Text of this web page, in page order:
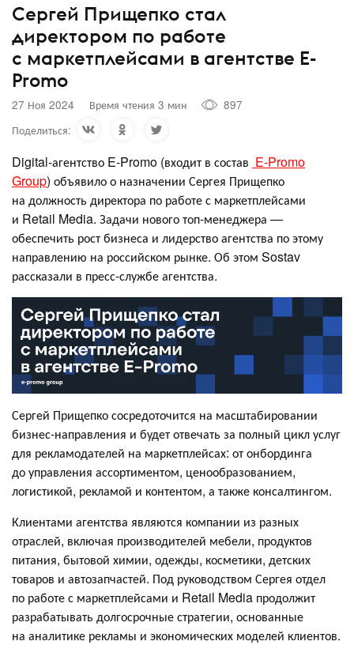
Сергей Прищепко стал
директором по работе
с маркетплейсами в агентстве E-
Promo
27 Ноя 2024 Время чтения 3 мин
897
Поделиться:
Digital-агентство E-Promo (входит в состав E-Promo
Group) объявило о назначении Сергея Прищепко
на должность директора по работе с маркетплейсами
и Retail Media. Задачи нового топ-менеджера —
обеспечить рост бизнеса и лидерство агентства по этому
направлению на российском рынке. Об этом Sostav
рассказали в пресс-службе агентства.
Сергей Прищепко сосредоточится на масштабировании
бизнес-направления и будет отвечать за полный цикл услуг
для рекламодателей на маркетплейсах: от онбординга
до управления ассортиментом, ценообразованием,
логистикой, рекламой и контентом, а также консалтингом.
Клиентами агентства являются компании из разных
отраслей, включая производителей мебели, продуктов
питания, бытовой химии, одежды, косметики, детских
товаров и автозапчастей. Под руководством Сергея отдел
по работе с маркетплейсами и Retail Media продолжит
разрабатывать долгосрочные стратегии, основанные
на аналитике рекламы и экономических моделей клиентов.